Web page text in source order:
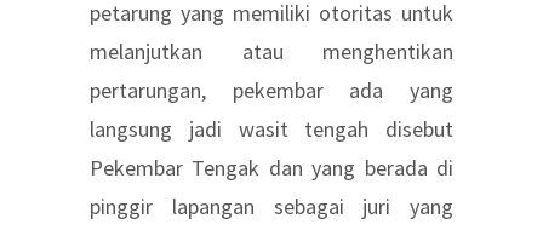
petarung yang memiliki otoritas untuk
melanjutkan atau menghentikan
pertarungan, pekembar ada yang
langsung jadi wasit tengah disebut
Pekembar Tengak dan yang berada di
pinggir lapangan sebagai juri yang